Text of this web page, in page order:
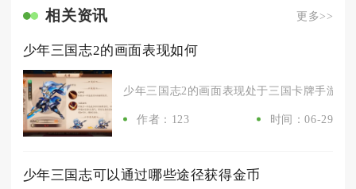
相关资讯 更多>>
少年三国志2的画面表现如何
少年三国志2的画面表现处于三国卡牌手游第
作者：123 时间：06-29
少年三国志可以通过哪些途径获得金币